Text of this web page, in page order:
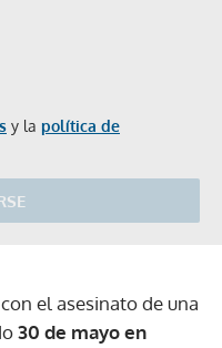
y la política de
el asesinato de una
30 de mayo en